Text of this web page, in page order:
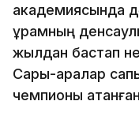
академиясында
құрамның
жылдан бастап
Сары-қаралар
чемпионы